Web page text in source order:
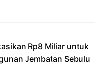
Rp8 Miliar untuk
Jembatan Sebulu